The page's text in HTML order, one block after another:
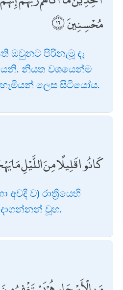
مُحْسِنِينَ
ඔවුනට පිරිනැමූ දෑ
නියත වශයෙන්ම
ලෙස සිටියෝය.
كَانُوا قَلِيلًا مِنَ اللَّيْلِ مَا
අවදි ව) රාත්‍රියෙහි
වූහ.